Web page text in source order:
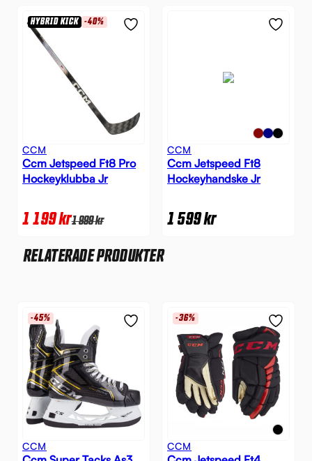
HYBRID KICK -40%
CCM
Ccm Jetspeed Ft8 Pro
Hockeyklubba Jr
1 199kr1 999kr
CCM
Ccm Jetspeed Ft8
Hockeyhandske Jr
1 599kr
RELATERADE PRODUKTER
-45%
CCM
-36%
CCM